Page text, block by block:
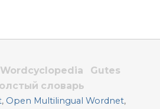
Wordcyclopedia
Gutes
словарь
, Open Multilingual Wordnet,